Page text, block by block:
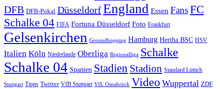
DFB DFB-Pokal DüsseldorfEngland Essen FansFC
Schalke 04 FIFA Fortuna Düsseldorf Foto Frankfurt
Gelsenkirchen Groundhopping Hamburg Hertha BSC HSV
Italien Köln Niederlande Oberliga Regionalliga Schalke
Schalke 04 Spanien Stadien Stadion Standard Lüttich
Stuttgart Tipps Twitter VfB Stuttgart VfL Osnabrück Video Wuppertal ZDF